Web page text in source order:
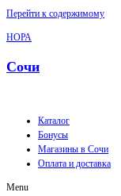
Перейти к содержимому
НОРА
Сочи
Каталог
Бонусы
Магазины в Сочи
Оплата и доставка
Menu